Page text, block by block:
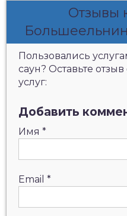
Отзывы
Пользовались
саун? Оставьте
услуг:
Добавить
Имя *
Email *